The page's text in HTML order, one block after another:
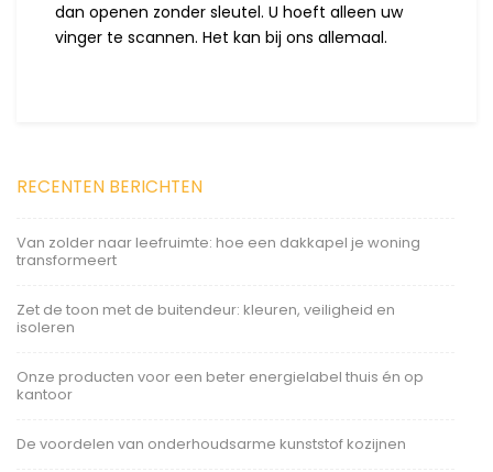
dan openen zonder sleutel. U hoeft alleen uw
vinger te scannen. Het kan bij ons allemaal.
RECENTEN BERICHTEN
Van zolder naar leefruimte: hoe een dakkapel je woning
transformeert
Zet de toon met de buitendeur: kleuren, veiligheid en
isoleren
Onze producten voor een beter energielabel thuis én op
kantoor
De voordelen van onderhoudsarme kunststof kozijnen